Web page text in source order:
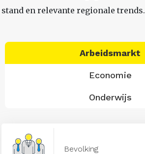
stand en relevante regionale trends.
Arbeidsmarkt
Economie
Onderwijs
Bevolking